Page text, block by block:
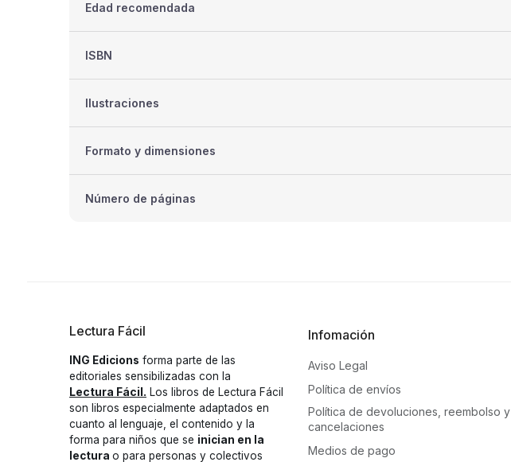
Edad recomendada
ISBN
Ilustraciones
Formato y dimensiones
Número de páginas
Lectura Fácil
ING Edicions forma parte de las
editoriales sensibilizadas con la
Lectura Fácil. Los libros de Lectura Fácil
son libros especialmente adaptados en
cuanto al lenguaje, el contenido y la
forma para niños que se inician en la
lectura o para personas y colectivos
Infomación
Aviso Legal
Política de envíos
Política de devoluciones, reembolso y
cancelaciones
Medios de pago